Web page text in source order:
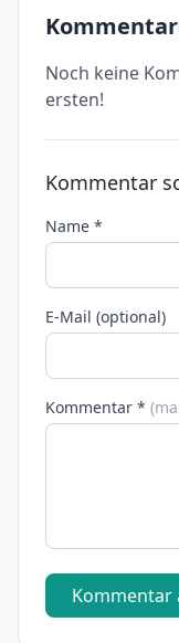
Noch keine
ersten!
Kommentar
Name *
E-Mail (optional)
Kommentar *
Kommentar